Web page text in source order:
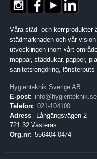
Våra städ- och kemprodukter
städmarknaden och vår
utvecklingen inom vårt
moppar, städdukar, papper,
sanitetsrengöring, fönsterputs
Hygienteknik Sverige AB
E-post: info@hygienteknik.se
Telefon: 021-104100
Adress:
Långängsvägen 2
721 32 Västerås
Org.nr: 556404-0474